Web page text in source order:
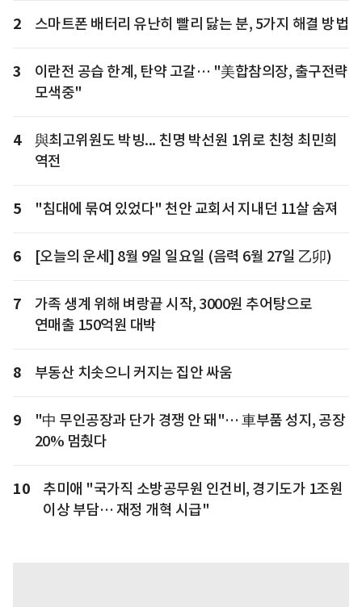
2 스마트폰 배터리 유난히 빨리 닳는 분, 5가지 해결 방법
3
이란전 공습 한계, 탄약 고갈… "美합참의장, 출구전략
모색중"
4
與최고위원도 박빙... 친명 박선원 1위로 친청 최민희
역전
5 "침대에 묶여 있었다" 천안 교회서 지내던 11살 숨져
6 [오늘의 운세] 8월 9일 일요일 (음력 6월 27일 乙卯)
7
가족 생계 위해 벼랑끝 시작, 3000원 추어탕으로
연매출 150억원 대박
8 부동산 치솟으니 커지는 집안 싸움
9
"中 무인공장과 단가 경쟁 안 돼"… 車부품 성지, 공장
20% 멈췄다
10
추미애 "국가직 소방공무원 인건비, 경기도가 1조원
이상 부담… 재정 개혁 시급"